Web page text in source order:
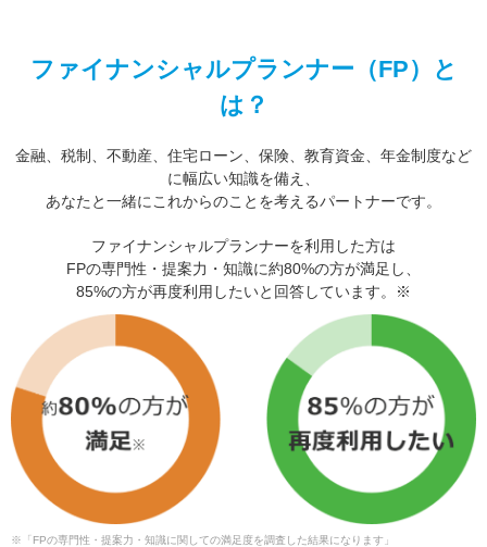
ファイナンシャルプランナー（FP）と
は？
金融、税制、不動産、住宅ローン、保険、教育資金、年金制度など
に幅広い知識を備え、
あなたと一緒にこれからのことを考えるパートナーです。
ファイナンシャルプランナーを利用した方は
FPの専門性・提案力・知識に約80%の方が満足し、
85%の方が再度利用したいと回答しています。※
※「FPの専門性・提案力・知識に関しての満足度を調査した結果になります」